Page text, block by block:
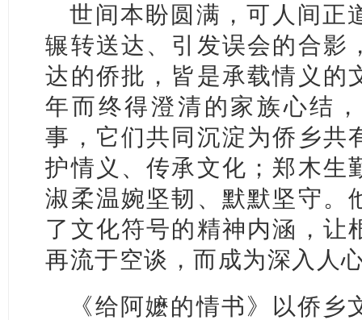
世间本盼圆满，可人间正
辗转送达、引发误会的合影
达的侨批，皆是承载情义的
年而终得澄清的家族心结
事，它们共同沉淀为侨乡共
护情义、传承文化；郑木生
淑柔温婉坚韧、默默坚守。
了文化符号的精神内涵，让
再流于空谈，而成为深入人
《给阿嬷的情书》以侨